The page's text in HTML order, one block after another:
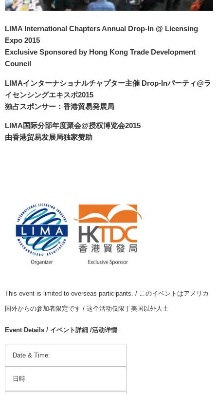
LIMA International Chapters Annual Drop-In @ Licensing
Expo 2015
Exclusive Sponsored by Hong Kong Trade Development
Council
LIMAインターナショナルチャプター主催 Drop-Inパーティ@ラ
イセンシングエキスポ2015
独占スポンサー：香港貿易発展局
LIMA国际分部年度聚会@授权博览会2015
由香港贸易发展局独家赞助
This event is limited to overseas participants. / このイベントはアメリカ
国外からの参加者限定です / 这个活动仅限于美国以外人士
Event Details / イベント詳細 /活动详情
Date & Time:
日時